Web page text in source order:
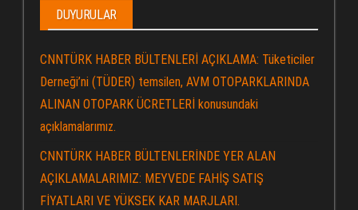
DUYURULAR
CNNTÜRK HABER BÜLTENLERİ AÇIKLAMA: Tüketiciler
Derneği’ni (TÜDER) temsilen, AVM OTOPARKLARINDA
ALINAN OTOPARK ÜCRETLERİ konusundaki
açıklamalarımız.
CNNTÜRK HABER BÜLTENLERİNDE YER ALAN
AÇIKLAMALARIMIZ: MEYVEDE FAHİŞ SATIŞ
FİYATLARI VE YÜKSEK KAR MARJLARI.